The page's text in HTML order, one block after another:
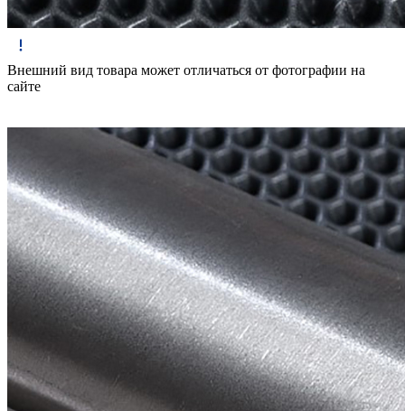
Внешний вид товара может отличаться от фотографии на
сайте